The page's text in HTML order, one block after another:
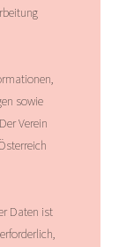
sowie
Verein
Daten ist